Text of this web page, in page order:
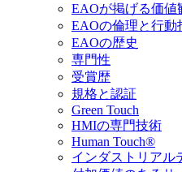
EAOが掲げる価値
EAOの倫理と行動
EAOの歴史
専門性
受賞歴
規格と認証
Green Touch
HMIの専門技術
Human Touch®
インダストリアル